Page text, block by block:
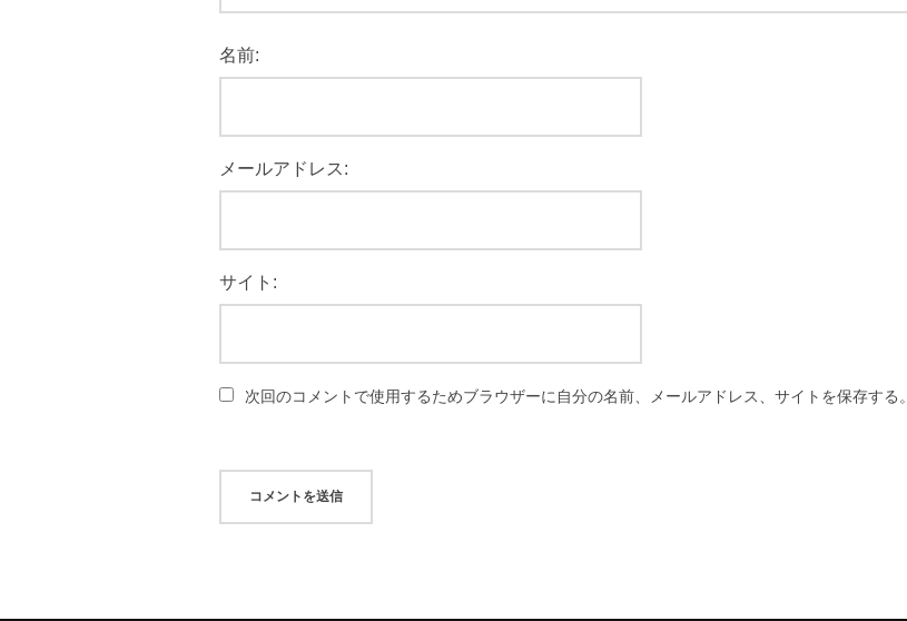
名前:
メールアドレス:
サイト:
次回のコメントで使用するためブラウザーに自分の名前、メールアドレス、サイトを保存する。